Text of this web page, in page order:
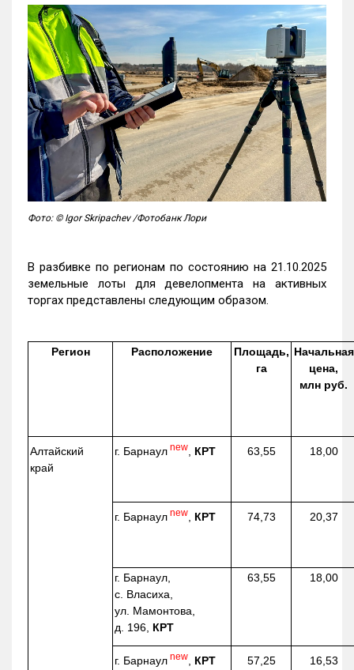
Фото: © Igor Skripachev /Фотобанк Лори
В разбивке по регионам по состоянию на 21.10.2025
земельные лоты для девелопмента на активных
торгах представлены следующим образом.
Регион Расположение
Площадь,
га
Начальная
цена,
млн руб.
Алтайский
край
г. Барнаул new КРТ 63,55 18,00
г. Барнаул new КРТ 74,73 20,37
г. Барнаул,
с. Власиха,
ул. Мамонтова,
д. 196, КРТ
63,55 18,00
г. Барнаул new КРТ 57,25 16,53